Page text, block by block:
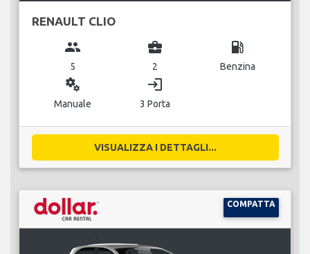
RENAULT CLIO
group
5
business_center
2
local_gas_station
Benzina
miscellaneous_services
Manuale
login
3 Porta
VISUALIZZA I DETTAGLI...
COMPATTA